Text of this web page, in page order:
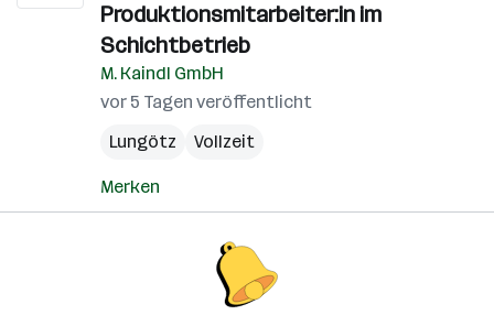
Produktionsmitarbeiter:in im
Schichtbetrieb
M. Kaindl GmbH
vor 5 Tagen veröffentlicht
Lungötz
Vollzeit
Merken